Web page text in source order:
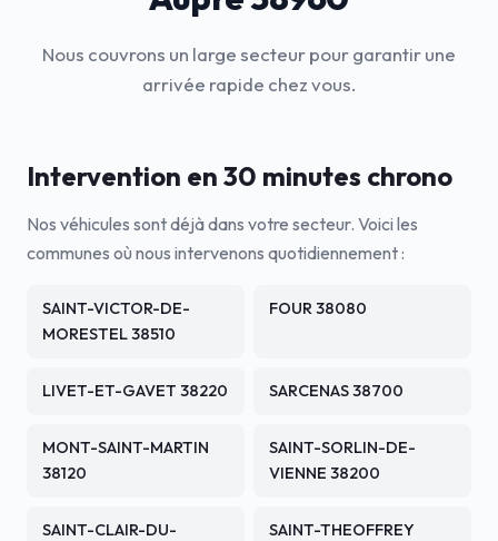
Nous couvrons un large secteur pour garantir une
arrivée rapide chez vous.
Intervention en 30 minutes chrono
Nos véhicules sont déjà dans votre secteur. Voici les
communes où nous intervenons quotidiennement :
SAINT-VICTOR-DE-
MORESTEL 38510
FOUR 38080
LIVET-ET-GAVET 38220 SARCENAS 38700
MONT-SAINT-MARTIN
38120
SAINT-SORLIN-DE-
VIENNE 38200
SAINT-CLAIR-DU-
SAINT-THEOFFREY